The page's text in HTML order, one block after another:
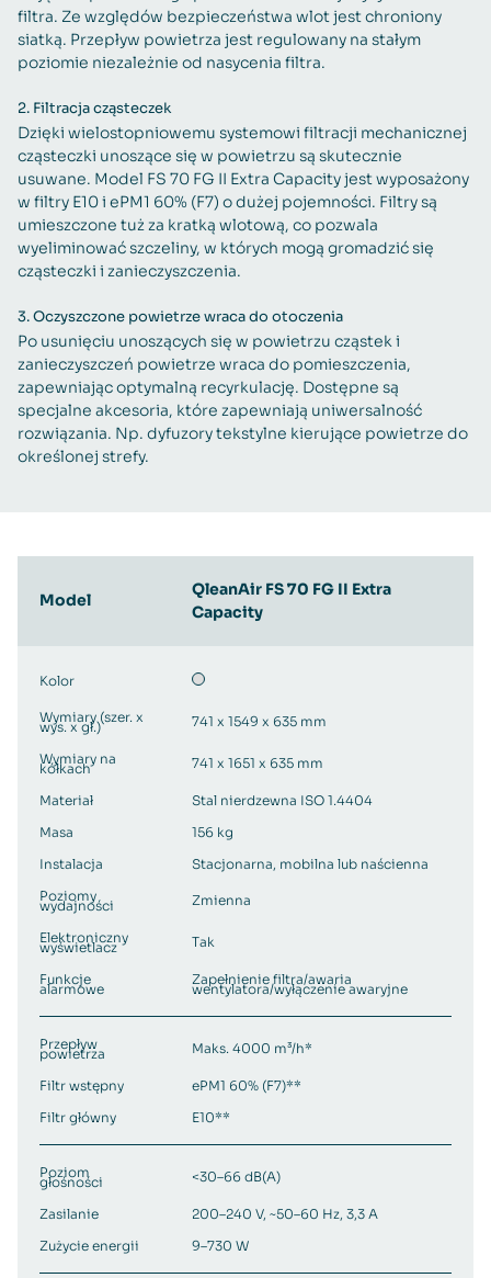
filtra. Ze względów bezpieczeństwa wlot jest chroniony
siatką. Przepływ powietrza jest regulowany na stałym
poziomie niezależnie od nasycenia filtra.
2. Filtracja cząsteczek
Dzięki wielostopniowemu systemowi filtracji mechanicznej
cząsteczki unoszące się w powietrzu są skutecznie
usuwane. Model FS 70 FG II Extra Capacity jest wyposażony
w filtry E10 i ePM1 60% (F7) o dużej pojemności. Filtry są
umieszczone tuż za kratką wlotową, co pozwala
wyeliminować szczeliny, w których mogą gromadzić się
cząsteczki i zanieczyszczenia.
3.Oczyszczone powietrze wraca do otoczenia
Po usunięciu unoszących się w powietrzu cząstek i
zanieczyszczeń powietrze wraca do pomieszczenia,
zapewniając optymalną recyrkulację. Dostępne są
specjalne akcesoria, które zapewniają uniwersalność
rozwiązania. Np. dyfuzory tekstylne kierujące powietrze do
określonej strefy.
Model
QleanAir FS 70 FG II Extra
Capacity
Kolor
Wymiary (szer. x
wys. x gł.) 741 x 1549 x 635 mm
Wymiary na
kółkach 741 x 1651 x 635 mm
Materiał
Stal nierdzewna ISO 1.4404
Masa
156 kg
Instalacja
Stacjonarna, mobilna lub naścienna
Poziomy
wydajności Zmienna
Elektroniczny
wyświetlacz Tak
Funkcje
alarmowe
Zapełnienie filtra/awaria
wentylatora/wyłączenie awaryjne
Przepływ
powietrza Maks. 4000 m³/h*
Filtr wstępny
ePM1 60% (F7)**
Filtr główny
E10**
Poziom
głośności <30–66 dB(A)
Zasilanie
200–240 V, ~50–60 Hz, 3,3 A
Zużycie energii
9–730 W